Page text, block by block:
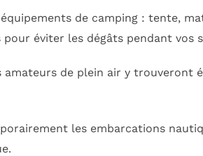
de camping : tente,
pour éviter les dégâts pendant vos
amateurs de plein air y trouveront
les embarcations